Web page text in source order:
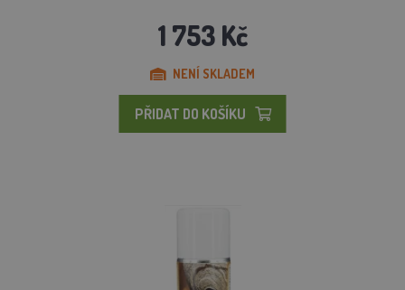
1 753 Kč
NENÍ SKLADEM
PŘIDAT DO KOŠÍKU